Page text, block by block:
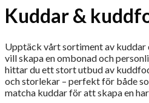
Kuddar &
Upptäck vårt sortiment av
vill skapa en ombonad och
hittar du ett stort utbud av
och storlekar – perfekt för både
matcha kuddar för att skapa en